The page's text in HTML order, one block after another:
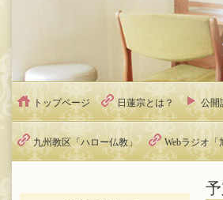
トップページ 日蓮宗とは？ 公開
九州教区「ハロー仏教」 Webラジオ